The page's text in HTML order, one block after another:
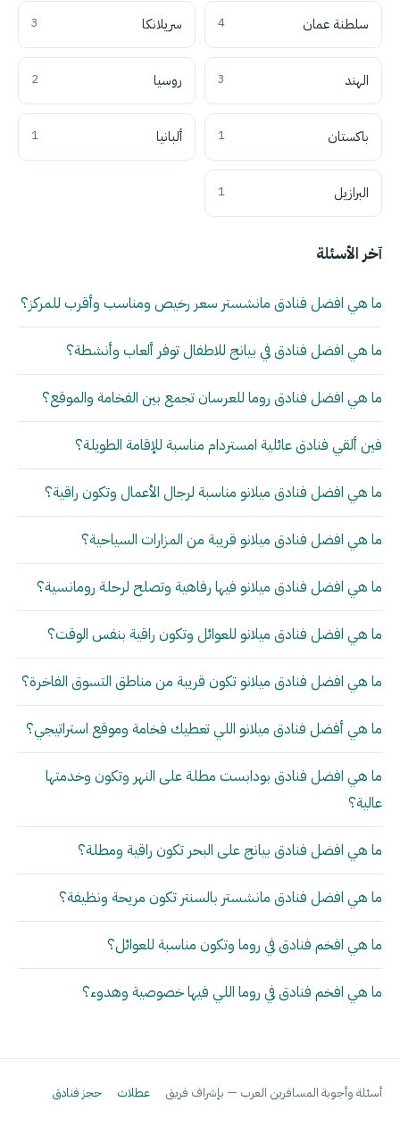
سلطنة عمان 4 سريلانكا 3
الهند 3 روسيا 2
باكستان 1 ألبانيا 1
البرازيل 1
آخر الأسئلة
ما هي افضل فنادق مانشستر سعر رخيص ومناسب وأقرب للمركز؟
ما هي افضل فنادق في بيانج للاطفال توفر ألعاب وأنشطة؟
ما هي افضل فنادق روما للعرسان تجمع بين الفخامة والموقع؟
فين ألقي فنادق عائلية امستردام مناسبة للإقامة الطويلة؟
ما هي افضل فنادق ميلانو مناسبة لرجال الأعمال وتكون راقية؟
ما هي افضل فنادق ميلانو قريبة من المزارات السياحية؟
ما هي افضل فنادق ميلانو فيها رفاهية وتصلح لرحلة رومانسية؟
ما هي افضل فنادق ميلانو للعوائل وتكون راقية بنفس الوقت؟
ما هي افضل فنادق ميلانو تكون قريبة من مناطق التسوق الفاخرة؟
ما هي أفضل فنادق ميلانو اللي تعطيك فخامة وموقع استراتيجي؟
ما هي افضل فنادق بودابست مطلة على النهر وتكون وخدمتها
عالية؟
ما هي افضل فنادق بيانج على البحر تكون راقية ومطلة؟
ما هي افضل فنادق مانشستر بالسنتر تكون مريحة ونظيفة؟
ما هي افخم فنادق في روما وتكون مناسبة للعوائل؟
ما هي افخم فنادق في روما اللي فيها خصوصية وهدوء؟
أسئلة وأجوبة المسافرين العرب — بإشراف فريق عطلات حجز فنادق